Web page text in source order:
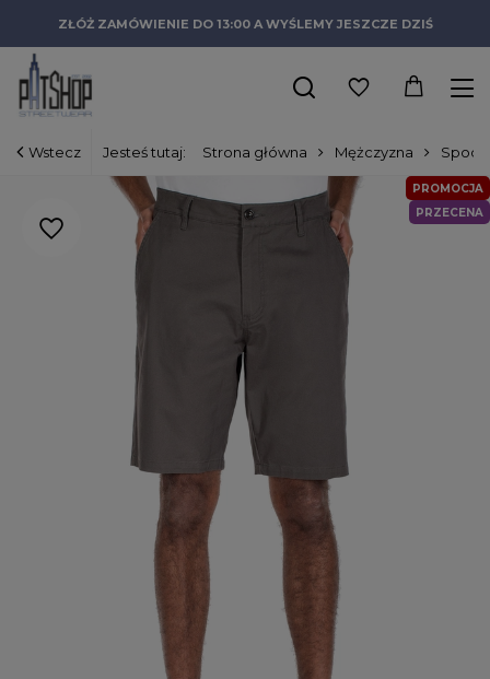
ZŁÓŻ ZAMÓWIENIE DO 13:00 A WYŚLEMY JESZCZE DZIŚ
Wstecz Jesteś tutaj: Strona główna Mężczyzna
PROMOCJA
PRZECENA